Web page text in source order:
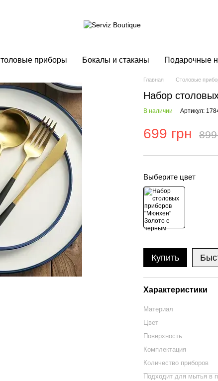
приборы Бокалы и стаканы Подарочные
Главная Столовые
Набор
В наличии Артикул:
699 грн
Выберите цвет
Купить
Характеристики
Материал
Цвет
Поверхность
Комплектация
Количество приборов
Подходит для мытья в